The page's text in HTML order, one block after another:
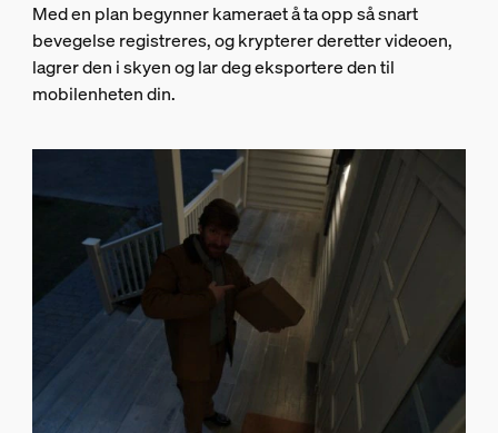
Med en plan begynner kameraet å ta opp så snart
bevegelse registreres, og krypterer deretter videoen,
lagrer den i skyen og lar deg eksportere den til
mobilenheten din.